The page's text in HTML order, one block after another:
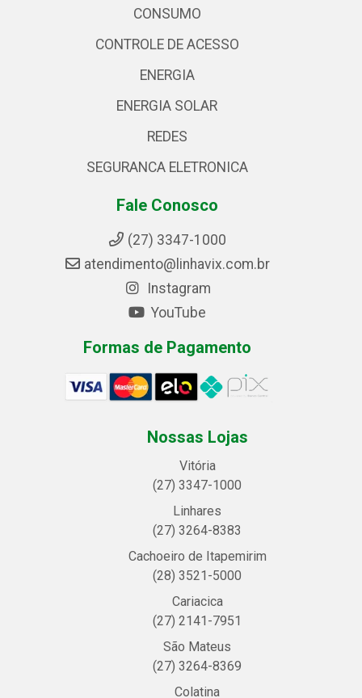
CONSUMO
CONTROLE DE ACESSO
ENERGIA
ENERGIA SOLAR
REDES
SEGURANCA ELETRONICA
Fale Conosco
(27) 3347-1000
atendimento@linhavix.com.br
Instagram
YouTube
Formas de Pagamento
Nossas Lojas
Vitória
(27) 3347-1000
Linhares
(27) 3264-8383
Cachoeiro de Itapemirim
(28) 3521-5000
Cariacica
(27) 2141-7951
São Mateus
(27) 3264-8369
Colatina